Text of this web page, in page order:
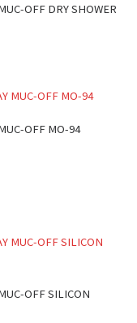
OFF DRY SHOWER
OFF MO-94
OFF SILICON